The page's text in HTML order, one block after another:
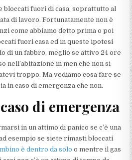
fuori di casa, soprattutto al
di lavoro. Fortunatamente non è
come abbiamo detto prima o poi
fuori casa ed in queste ipotesi
di un fabbro, meglio se attivo 24 ore
nell’abitazione in men che non si
troppo. Ma vediamo cosa fare se
in caso di emergenza che non.
di emergenza
in un attimo di panico se c’è una
esempio se siete rimasti bloccati
è dentro da solo o mentre il gas